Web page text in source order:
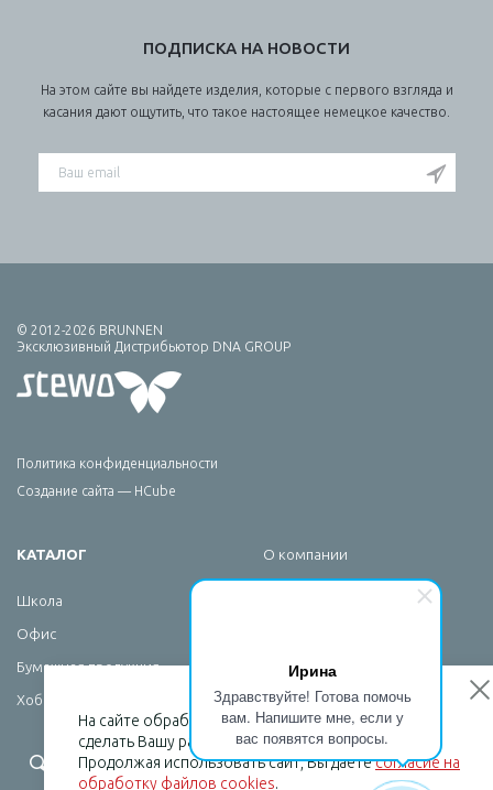
Ирина
Здравствуйте! Готова помочь
вам. Напишите мне, если у
вас появятся вопросы.
ПОДПИСКА НА НОВОСТИ
На этом сайте вы найдете изделия, которые с первого взгляда и
касания дают ощутить, что такое настоящее немецкое качество.
© 2012-2026 BRUNNEN
Эксклюзивный Дистрибьютор DNA GROUP
Политика конфиденциальности
Создание сайта — HCube
КАТАЛОГ
Школа
Офис
Бумажная продукция
Хобби
О компании
+7 (495) 232-07-08
На сайте обрабатываются файлы cookies, чтобы
сделать Вашу работу максимально удобной.
Продолжая использовать сайт, Вы даетесогласие на
обработку файлов cookies.